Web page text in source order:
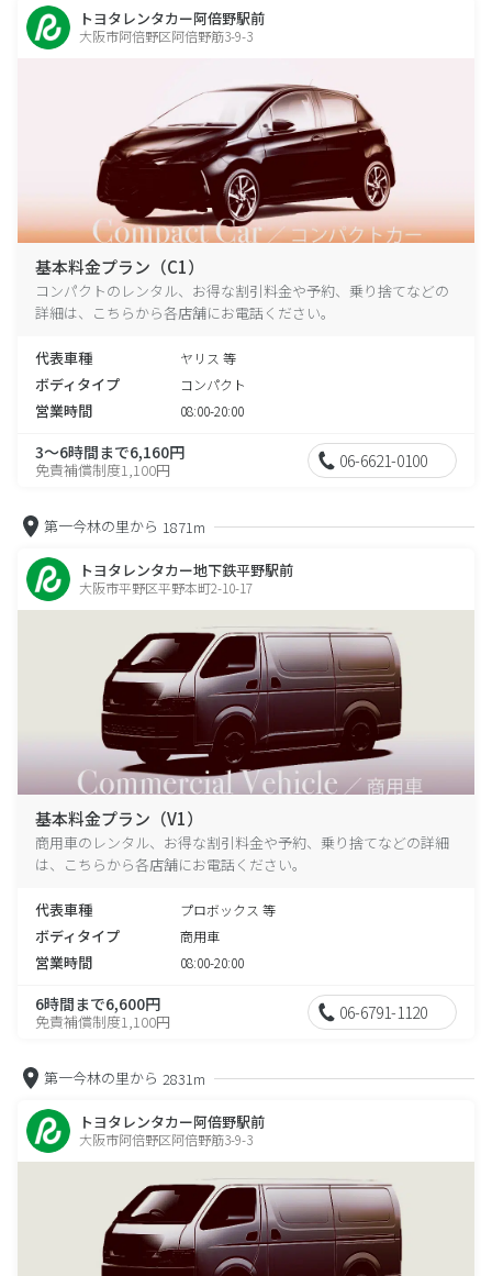
トヨタレンタカー阿倍野駅前
大阪市阿倍野区阿倍野筋3-9-3
基本料金プラン（C1）
コンパクトのレンタル、お得な割引料金や予約、乗り捨てなどの
詳細は、こちらから各店舗にお電話ください。
代表車種 ヤリス 等
ボディタイプ コンパクト
営業時間 08:00-20:00
3～6時間まで6,160円
免責補償制度1,100円 06-6621-0100
第一今林の里から 1871m
トヨタレンタカー地下鉄平野駅前
大阪市平野区平野本町2-10-17
基本料金プラン（V1）
商用車のレンタル、お得な割引料金や予約、乗り捨てなどの詳細
は、こちらから各店舗にお電話ください。
代表車種 プロボックス 等
ボディタイプ 商用車
営業時間 08:00-20:00
6時間まで6,600円
免責補償制度1,100円 06-6791-1120
第一今林の里から 2831m
トヨタレンタカー阿倍野駅前
大阪市阿倍野区阿倍野筋3-9-3